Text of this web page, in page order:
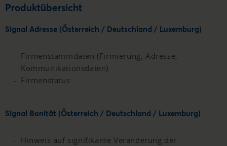
Produktübersicht
Signal Adresse (Österreich / Deutschland / Luxemburg)
Firmenstammdaten (Firmierung, Adresse,
Kommunikationsdaten)
Firmenstatus
Signal Bonität (Österreich / Deutschland / Luxemburg)
Hinweis auf signifikante Veränderung der